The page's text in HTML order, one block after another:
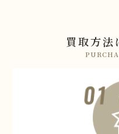
買取方法